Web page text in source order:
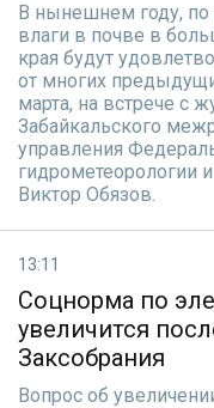
В нынешнем году, по
влаги в почве в
края будут
от многих
марта, на встрече с
Забайкальского
управления
гидрометеорологии
Виктор Обязов.
13:11
Соцнорма по
увеличится
Заксобрания
Вопрос об